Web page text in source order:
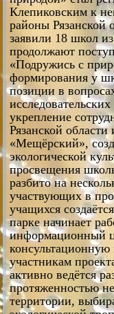
Клепиковским к
районы Рязанской
заявили 18 школ
продолжают
«Подружись с
формирования у
позиции в
укрепление
Рязанской
«Мещёрский»,
экологической
просвещения
разбито на
участвующих в
учащихся
парке начинает
информационный
участникам
активно ведётся
протяженностью
территории,